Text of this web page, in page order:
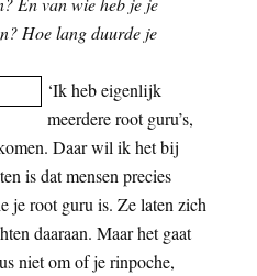
Hoe lang duurde je
‘Ik heb eigenlijk
meerdere root guru’s,
Daar wil ik het bij
is dat mensen precies
je root guru is. Ze laten zich
daaraan. Maar het gaat
niet om of je rinpoche,